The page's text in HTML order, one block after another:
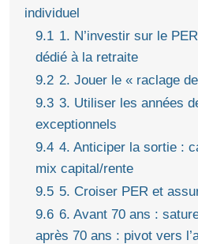
individuel
9.1 1. N’investir sur le
dédié à la retraite
9.2 2. Jouer le « raclage
9.3 3. Utiliser les années
exceptionnels
9.4 4. Anticiper la sortie :
mix capital/rente
9.5 5. Croiser PER et
9.6 6. Avant 70 ans :
après 70 ans : pivot vers